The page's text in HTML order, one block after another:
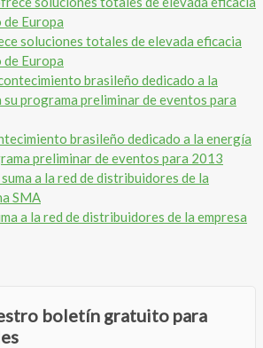
soluciones totales de elevada eficacia
de Europa
brasileño dedicado a la energía
preliminar de eventos para 2013
a la red de distribuidores de la empresa
boletín gratuito para